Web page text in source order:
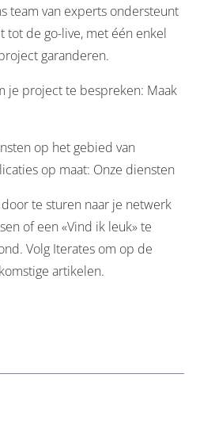
team van experts ondersteunt
tot de go-live, met één enkel
garanderen.
je project te bespreken: Maak
op het gebied van
op maat: Onze diensten
te sturen naar je netwerk
of een «Vind ik leuk» te
Volg Iterates om op de
artikelen.